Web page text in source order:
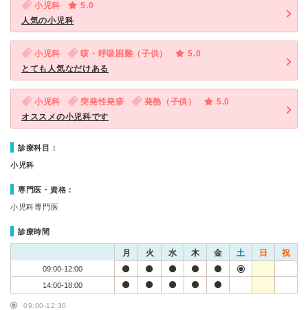
小児科
5.0
人気の小児科
小児科 咳・呼吸困難（子供）
5.0
とても人気なだけある
小児科 突発性発疹 発熱（子供）
5.0
オススメの小児科です
診療科目：
小児科
専門医・資格：
小児科専門医
診療時間
月 火 水 木 金 土 日 祝
09:00-12:00
14:00-18:00
09:00-12:30